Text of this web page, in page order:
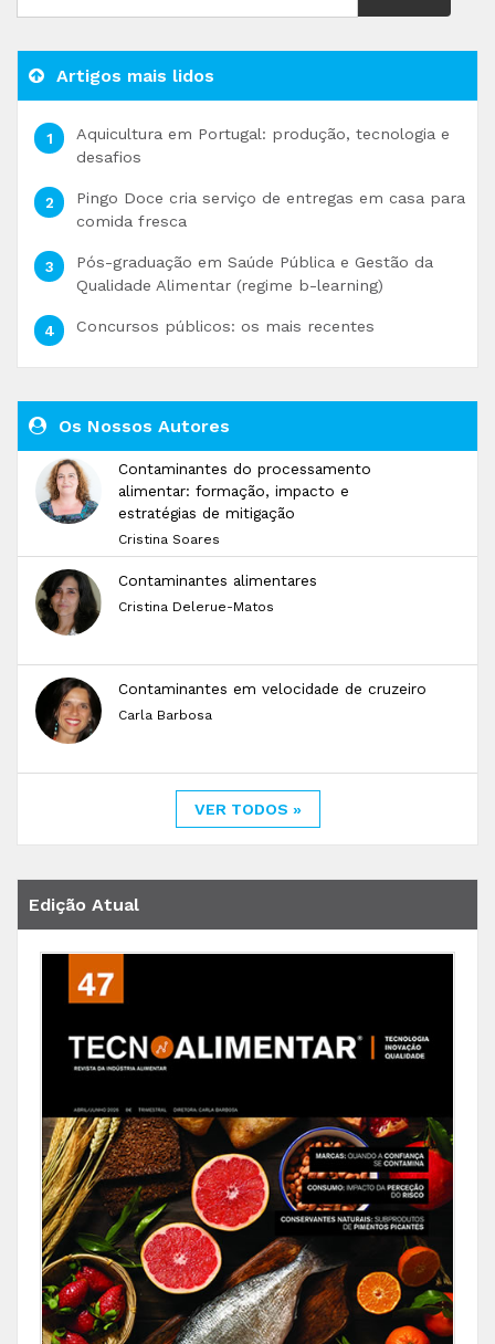
Artigos mais lidos
Aquicultura em Portugal: produção, tecnologia e
desafios
Pingo Doce cria serviço de entregas em casa para
comida fresca
Pós-graduação em Saúde Pública e Gestão da
Qualidade Alimentar (regime b-learning)
Concursos públicos: os mais recentes
Os Nossos Autores
Contaminantes do processamento
alimentar: formação, impacto e
estratégias de mitigação
Cristina Soares
Contaminantes alimentares
Cristina Delerue-Matos
Contaminantes em velocidade de cruzeiro
Carla Barbosa
VER TODOS »
Edição Atual